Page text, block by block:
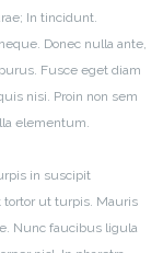
In tincidunt.
Donec nulla ante,
Fusce eget diam
nisi. Proin non sem
elementum.
in suscipit
tortor ut turpis. Mauris
Nunc faucibus ligula